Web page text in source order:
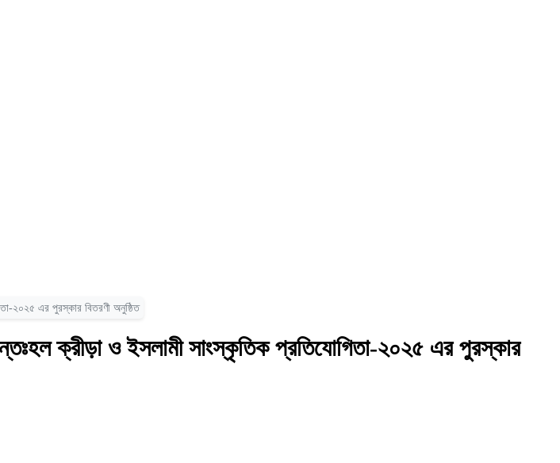
২০২৫ এর পুরস্কার বিতরণী অনুষ্ঠিত
ক্রীড়া ও ইসলামী সাংস্কৃতিক প্রতিযোগিতা-২০২৫ এর পুরস্কার